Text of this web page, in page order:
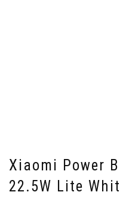
Xiaomi Power
22.5W Lite